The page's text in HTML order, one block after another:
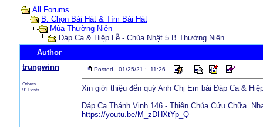
All Forums
B. Chọn Bài Hát & Tìm Bài Hát
Mùa Thường Niên
Đáp Ca & Hiệp Lễ - Chúa Nhật 5 B Thường Niên
Author
trungwinn
Others
91 Posts
Posted - 01/25/21 : 11:26
Xin giới thiệu đến quý Anh Chị Em bài Đáp Ca &
Đáp Ca Thánh Vịnh 146 - Thiên Chúa Cứu Chữa.
https://youtu.be/M_zDHXtYp_Q